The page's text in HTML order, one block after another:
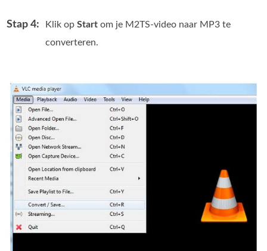
Stap 4: Klik opStart om je M2TS-video naar MP3 te
converteren.